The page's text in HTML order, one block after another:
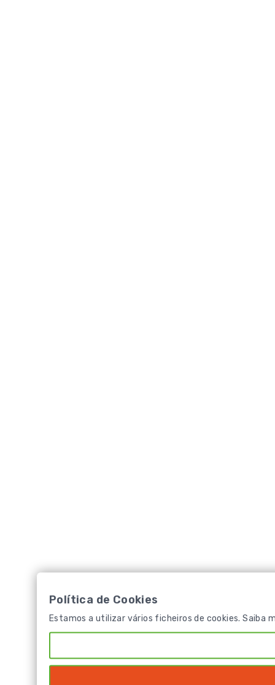
Política de Cookies
Estamos a utilizar vários ficheiros de cookies. Saiba